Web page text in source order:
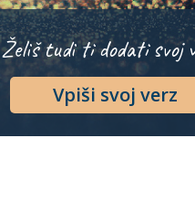
Želiš tudi ti dodati svoj
Vpiši svoj verz